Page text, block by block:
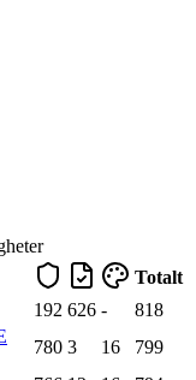
Totalt
192 626 -
818
780 3 16
799